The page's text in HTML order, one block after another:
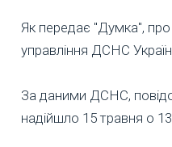
Як передає "Думка",
управління ДСНС
За даними ДСНС,
надійшло 15 травня о